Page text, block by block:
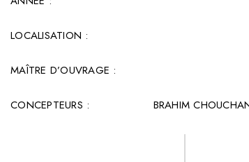
LOCALISATION :
MAÎTRE D’OUVRAGE :
CONCEPTEURS : BRAHIM